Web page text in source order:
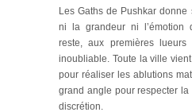
Les Gaths de Pushkar donne
ni la grandeur ni l’émotion
reste, aux premières lueurs
inoubliable. Toute la ville
pour réaliser les ablutions
grand angle pour respecter
discrétion.